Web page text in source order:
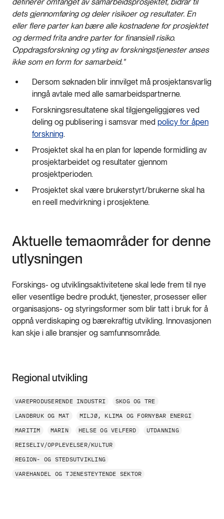
dets gjennomføring og deler risikoer og resultater. En
eller flere parter kan bære alle kostnadene for prosjektet
og dermed frita andre parter for finansiell risiko.
Oppdragsforskning og yting av forskningstjenester anses
ikke som en form for samarbeid."
Dersom søknaden blir innvilget må prosjektansvarlig
inngå avtale med alle samarbeidspartnerne.
Forskningsresultatene skal tilgjengeliggjøres ved
deling og publisering i samsvar med policy for åpen
forskning.
Prosjektet skal ha en plan for løpende formidling av
prosjektarbeidet og resultater gjennom
prosjektperioden.
Prosjektet skal være brukerstyrt/brukerne skal ha
en reell medvirkning i prosjektene.
Aktuelle temaområder for denne
utlysningen
Forskings- og utviklingsaktivitetene skal lede frem til nye
eller vesentlige bedre produkt, tjenester, prosesser eller
organisasjons- og styringsformer som blir tatt i bruk for å
oppnå verdiskaping og bærekraftig utvikling. Innovasjonen
kan skje i alle bransjer og samfunnsområde.
Regional utvikling
VAREPRODUSERENDE INDUSTRI
SKOG OG TRE
LANDBRUK OG MAT
MILJØ, KLIMA OG FORNYBAR ENERGI
MARITIM
MARIN HELSE OG VELFERD
UTDANNING
REISELIV/OPPLEVELSER/KULTUR
REGION- OG STEDSUTVIKLING
VAREHANDEL OG TJENESTEYTENDE SEKTOR